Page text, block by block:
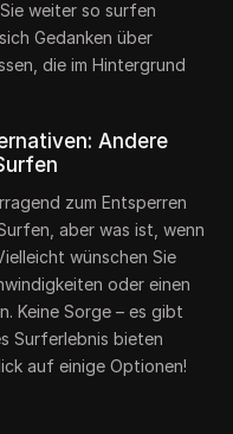
weiter so surfen
Gedanken über
die im Hintergrund
Andere
zum Entsperren
aber was ist, wenn
wünschen Sie
oder einen
Keine Sorge – es gibt
Surferlebnis bieten
auf einige Optionen!